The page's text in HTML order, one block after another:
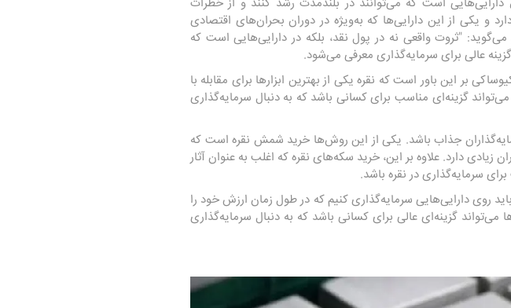
و یکی از این دارایی‌ها که به‌ویژه در دوران بحران‌های اقتصادی
می‌گوید: "ثروت واقعی نه در پول نقد، بلکه در دارایی‌هایی است که
عالی برای سرمایه‌گذاری معرفی می‌شود.
بر این باور است که نقره یکی از بهترین ابزارها برای مقابله با
گزینه‌ای مناسب برای کسانی باشد که به دنبال سرمایه‌گذاری
جذاب باشد. یکی از این روش‌ها خرید شمش نقره است که
زیادی دارد. علاوه بر این، خرید سکه‌های نقره که اغلب به عنوان آثار
سرمایه‌گذاری در نقره باشد.
روی دارایی‌هایی سرمایه‌گذاری کنیم که در طول زمان ارزش خود را
می‌تواند گزینه‌ای عالی برای کسانی باشد که به دنبال سرمایه‌گذاری